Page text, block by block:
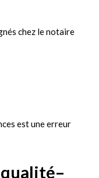
chez le notaire
est une erreur